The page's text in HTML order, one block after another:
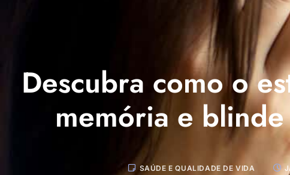
Descubra como o
memória e
SAÚDE E QUALIDADE DE VIDA